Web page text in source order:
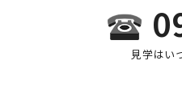
見学はい